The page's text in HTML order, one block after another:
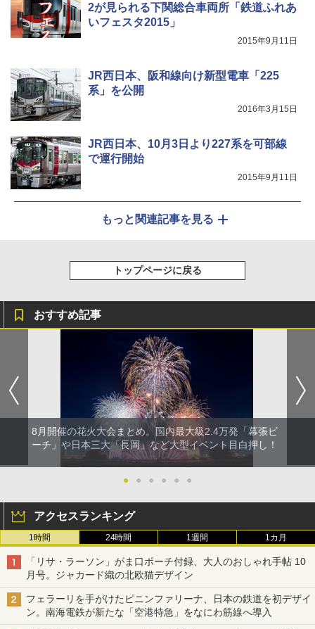
￥10,990
￥1,180
2が見られる下関総合車両所「鉄道ふれあ
いフェスタ2015」
2015年9月11日
JR西日本、阪和線向け新型電車「225
系」を公開
2016年3月15日
JR西日本、10月3日より227系を可部線
で運行開始
2015年9月11日
もっと関連記事を見る
トップページに戻る
おすすめ記事
8月開催の花火大会まとめ。国内最大級2.4万発「幕張ビ
ーチ」や日本三大「長岡」など大型イベント目白押し！
● ● ● ● ● ●
アクセスランキング
1時間 24時間 1週間 1カ月
「リサ・ラーソン」がま口ポーチ付録、大人のおしゃれ手帖 10
月号。ジャカード織の北欧猫デザイン
フェラーリを手がけたピニンファリーナ、日本の鉄道を初デザイ
ン。南海電鉄が新たな「空港特急」をなにわ筋線へ導入